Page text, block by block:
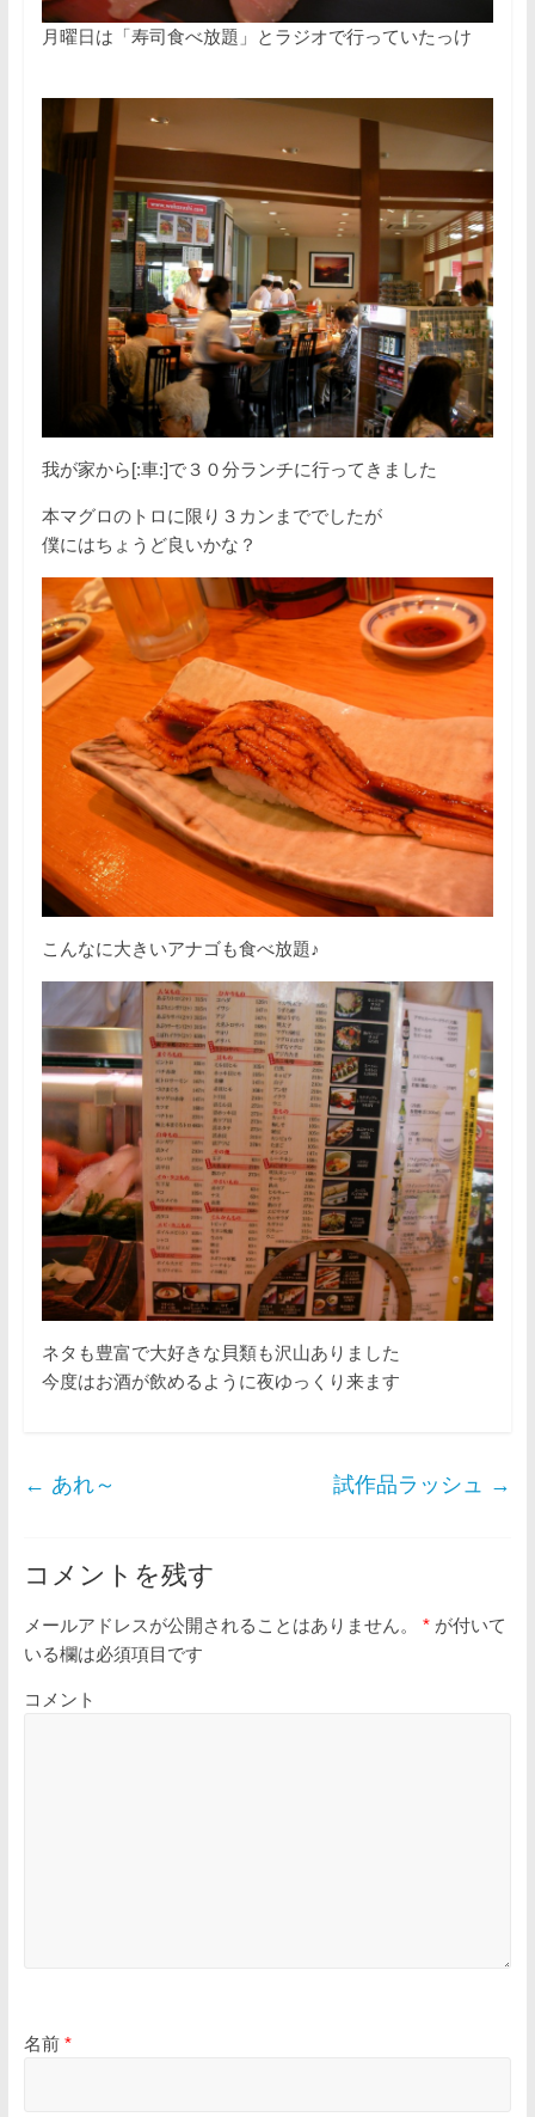
月曜日は「寿司食べ放題」とラジオで行っていたっけ
我が家から[:車:]で３０分ランチに行ってきました
本マグロのトロに限り３カンまででしたが
僕にはちょうど良いかな？
こんなに大きいアナゴも食べ放題♪
ネタも豊富で大好きな貝類も沢山ありました
今度はお酒が飲めるように夜ゆっくり来ます
← あれ～ 試作品ラッシュ →
コメントを残す
メールアドレスが公開されることはありません。 *が付いて
いる欄は必須項目です
コメント
名前 *